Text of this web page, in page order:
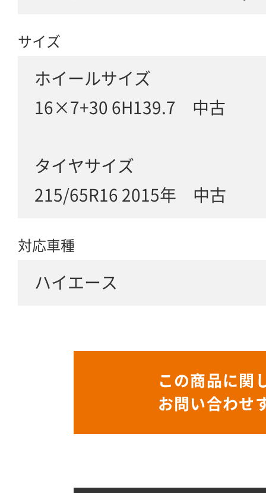
サイズ
ホイールサイズ
16×7+30 6H139.7 中古
タイヤサイズ
215/65R16 2015年 中古
対応車種
ハイエース
この商品に関
お問い合わせ